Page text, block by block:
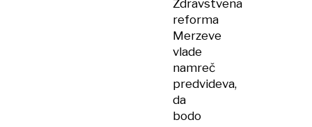
Zdravstvena
reforma
Merzeve
vlade
namreč
predvideva,
da
bodo